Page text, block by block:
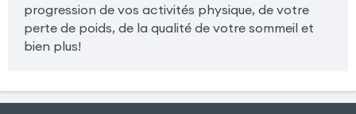
progression de vos activités physique, de votre
perte de poids, de la qualité de votre sommeil et
bien plus!